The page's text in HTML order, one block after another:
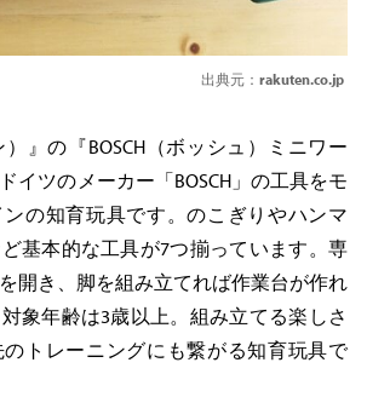
出典元： rakuten.co.jp
）』の『BOSCH（ボッシュ）ミニワー
イツのメーカー「BOSCH」の工具をモ
の知育玩具です。のこぎりやハンマ
基本的な工具が7つ揃っています。専
開き、脚を組み立てれば作業台が作れ
象年齢は3歳以上。組み立てる楽しさ
トレーニングにも繋がる知育玩具で